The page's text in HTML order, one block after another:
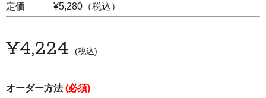
定価 ¥5,280（税込）
¥4,224 税込
オーダー方法(必須)